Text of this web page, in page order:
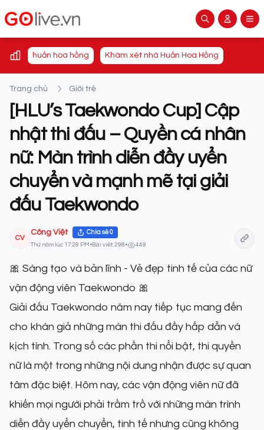
huấn hoa hồng Khám xét nhà Huấn Hoa Hồng
Trang chủ Giới trẻ
[HLU’s Taekwondo Cup] Cập
nhật thi đấu – Quyền cá nhân
nữ: Màn trình diễn đầy uyển
chuyển và mạnh mẽ tại giải
đấu Taekwondo
CV
Công Việt Chia sẻ0
Thứ năm lúc 17:28 PM • Bài viết: 298 • 449
🎀 Sáng tạo và bản lĩnh - Vẻ đẹp tinh tế của các nữ
vận động viên Taekwondo 🎀
Giải đấu Taekwondo năm nay tiếp tục mang đến
cho khán giả những màn thi đấu đầy hấp dẫn và
kịch tính. Trong số các phần thi nổi bật, thi quyền
nữ là một trong những nội dung nhận được sự quan
tâm đặc biệt. Hôm nay, các vận động viên nữ đã
khiến mọi người phải trầm trồ với những màn trình
diễn đầy uyển chuyển, tinh tế nhưng cũng không